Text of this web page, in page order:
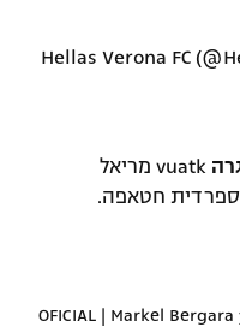
vuatk מריאל
חטאפה.
OFICIAL | Markel